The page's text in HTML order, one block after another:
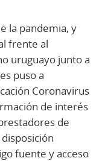
la pandemia, y
frente al
uruguayo junto a
puso a
Coronavirus
de interés
de
fuente y acceso